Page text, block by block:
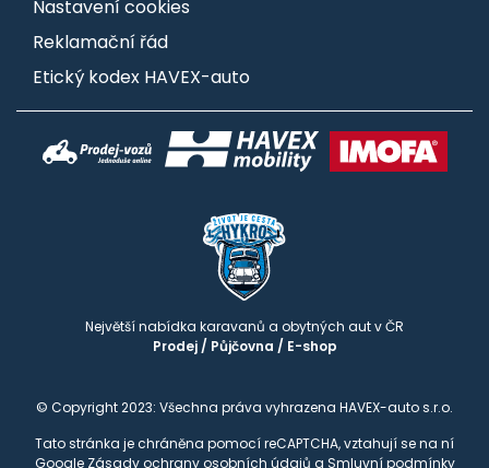
Nastavení cookies
Reklamační řád
Etický kodex HAVEX-auto
Největší nabídka karavanů a obytných aut v ČR
Prodej/ Půjčovna / E-shop
© Copyright 2023: Všechna práva vyhrazena HAVEX-auto s.r.o.
Tato stránka je chráněna pomocí reCAPTCHA, vztahují se na ní
Google Zásady ochrany osobních údajů a Smluvní podmínky